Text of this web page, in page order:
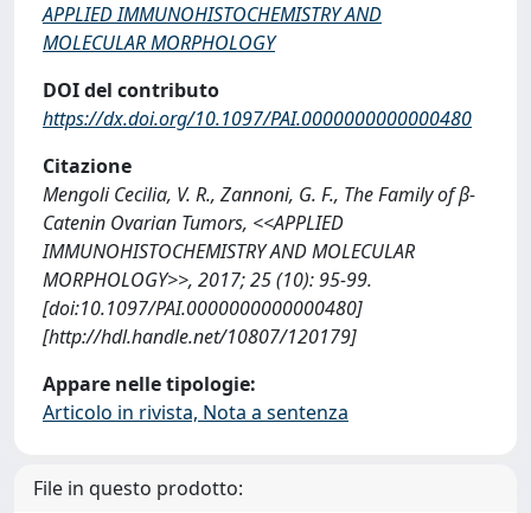
APPLIED IMMUNOHISTOCHEMISTRY AND
MOLECULAR MORPHOLOGY
DOI del contributo
https://dx.doi.org/10.1097/PAI.0000000000000480
Citazione
Mengoli Cecilia, V. R., Zannoni, G. F., The Family of β-
Catenin Ovarian Tumors, <<APPLIED
IMMUNOHISTOCHEMISTRY AND MOLECULAR
MORPHOLOGY>>, 2017; 25 (10): 95-99.
[doi:10.1097/PAI.0000000000000480]
[http://hdl.handle.net/10807/120179]
Appare nelle tipologie:
Articolo in rivista, Nota a sentenza
File in questo prodotto: